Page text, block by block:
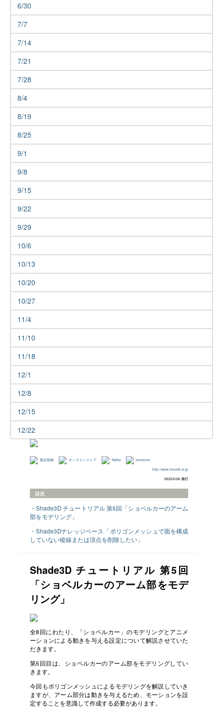
6/30
7/7
7/14
7/21
7/28
8/4
8/19
8/25
9/1
9/8
9/15
9/22
9/29
10/6
10/13
10/20
10/27
11/4
11/10
11/18
12/1
12/8
12/15
12/22
製品情報 オンラインストア Twitter facebook
http://www.forum8.co.jp
2022/5/26 発行
目次
・Shade3D チュートリアル 第5回「ショベルカーのアーム
部をモデリング」
・Shade3Dナレッジベース「ポリゴンメッシュで面を構成
していない稜線または頂点を削除したい」
Shade3D チュートリアル 第5回
「ショベルカーのアーム部をモデ
リング」
全8回にわたり、「ショベルカー」のモデリングとアニメ
ーションによる動きを与える設定について解説させていた
だきます。
第5回目は、ショベルカーのアーム部をモデリングしてい
きます。
今回もポリゴンメッシュによるモデリングを解説していき
ますが、アーム部分は動きを与えるため、モーションを設
定することを意識して作成する必要があります。